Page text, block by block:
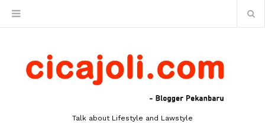
Talk about Lifestyle and Lawstyle